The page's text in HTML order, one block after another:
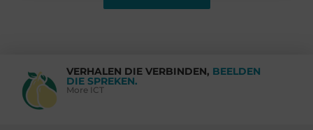
VERHALEN DIE VERBINDEN, BEELDEN
DIE SPREKEN.
More ICT